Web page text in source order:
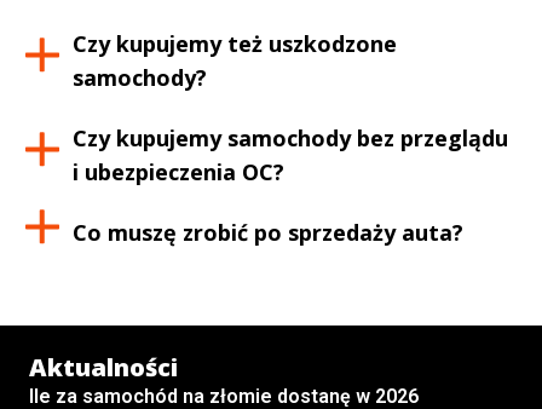
Czy kupujemy też uszkodzone
samochody?
Czy kupujemy samochody bez przeglądu
i ubezpieczenia OC?
Co muszę zrobić po sprzedaży auta?
Aktualności
Ile za samochód na złomie dostanę w 2026